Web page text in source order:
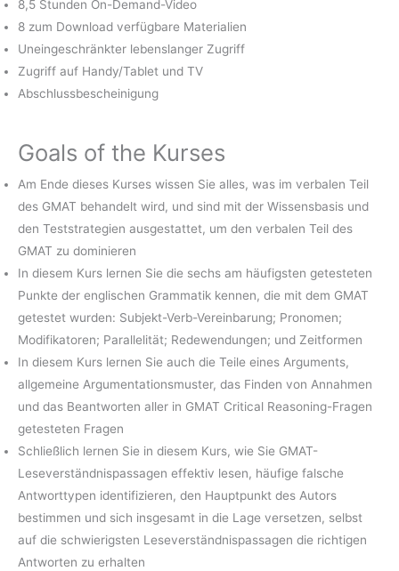
8,5 Stunden On-Demand-Video
8 zum Download verfügbare Materialien
Uneingeschränkter lebenslanger Zugriff
Zugriff auf Handy/Tablet und TV
Abschlussbescheinigung
Goals of the Kurses
Am Ende dieses Kurses wissen Sie alles, was im verbalen Teil
des GMAT behandelt wird, und sind mit der Wissensbasis und
den Teststrategien ausgestattet, um den verbalen Teil des
GMAT zu dominieren
In diesem Kurs lernen Sie die sechs am häufigsten getesteten
Punkte der englischen Grammatik kennen, die mit dem GMAT
getestet wurden: Subjekt-Verb-Vereinbarung; Pronomen;
Modifikatoren; Parallelität; Redewendungen; und Zeitformen
In diesem Kurs lernen Sie auch die Teile eines Arguments,
allgemeine Argumentationsmuster, das Finden von Annahmen
und das Beantworten aller in GMAT Critical Reasoning-Fragen
getesteten Fragen
Schließlich lernen Sie in diesem Kurs, wie Sie GMAT-
Leseverständnispassagen effektiv lesen, häufige falsche
Antworttypen identifizieren, den Hauptpunkt des Autors
bestimmen und sich insgesamt in die Lage versetzen, selbst
auf die schwierigsten Leseverständnispassagen die richtigen
Antworten zu erhalten